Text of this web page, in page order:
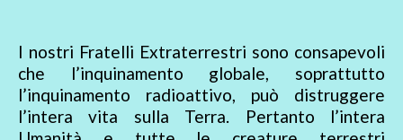
I nostri Fratelli Extraterrestri sono consapevoli
che l’inquinamento globale, soprattutto
l’inquinamento radioattivo, può distruggere
l’intera vita sulla Terra. Pertanto l’intera